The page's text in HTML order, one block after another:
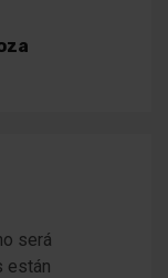
será
están